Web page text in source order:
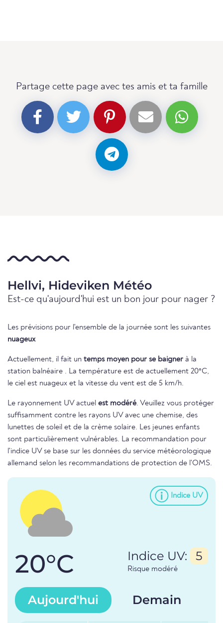
Partage cette page avec tes amis et ta famille
Hellvi, Hideviken Météo
Est-ce qu'aujourd'hui est un bon jour pour nager ?
Les prévisions pour l'ensemble de la journée sont les suivantes
nuageux
Actuellement, il fait un temps moyen pour se baigner à la
station balnéaire . La température est de actuellement 20°C,
le ciel est nuageux et la vitesse du vent est de 5 km/h.
Le rayonnement UV actuel est modéré. Veuillez vous protéger
suffisamment contre les rayons UV avec une chemise, des
lunettes de soleil et de la crème solaire. Les jeunes enfants
sont particulièrement vulnérables. La recommandation pour
l'indice UV se base sur les données du service météorologique
allemand selon les recommandations de protection de l'OMS.
Indice UV
20°C Indice UV: 5
Risque modéré
Aujourd'hui Demain